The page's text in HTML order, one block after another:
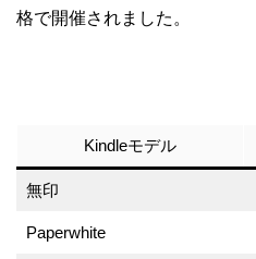
格で開催されました。
Kindleモデル
無印
Paperwhite